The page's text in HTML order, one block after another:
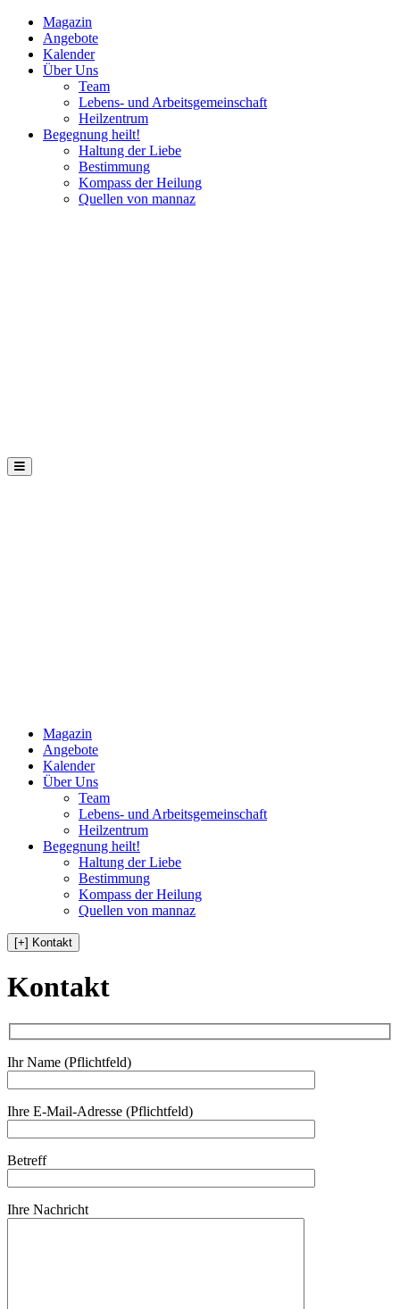
Magazin
Angebote
Kalender
Über Uns
Team
Lebens- und Arbeitsgemeinschaft
Heilzentrum
Begegnung heilt!
Haltung der Liebe
Bestimmung
Kompass der Heilung
Quellen von mannaz
Hauptmenü
Magazin
Angebote
Kalender
Über Uns
Team
Lebens- und Arbeitsgemeinschaft
Heilzentrum
Begegnung heilt!
Haltung der Liebe
Bestimmung
Kompass der Heilung
Quellen von mannaz
[+] Kontakt
Kontakt
Ihr Name (Pflichtfeld)
Ihre E-Mail-Adresse (Pflichtfeld)
Betreff
Ihre Nachricht